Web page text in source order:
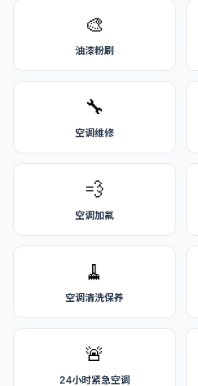
🎨
油漆粉刷
🔧
空调维修
💨
空调加氟
🧹
空调清洗保养
🚨
24小时紧急空调